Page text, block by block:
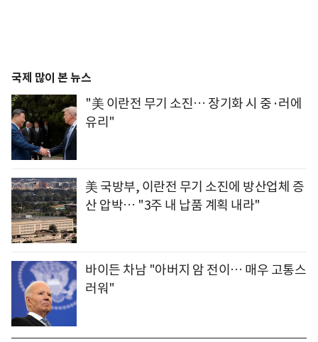
국제 많이 본 뉴스
"美 이란전 무기 소진… 장기화 시 중·러에
유리"
美 국방부, 이란전 무기 소진에 방산업체 증
산 압박… "3주 내 납품 계획 내라"
바이든 차남 "아버지 암 전이… 매우 고통스
러워"